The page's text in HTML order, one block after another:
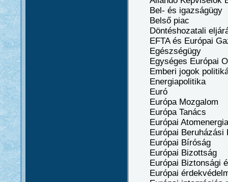
Bel- és igazságügy
Belső piac
Döntéshozatali
EFTA és Európai
Egészségügy
Egységes Európai
Emberi jogok
Energiapolitika
Euró
Európa Mozgalom
Európa Tanács
Európai
Európai Beruházási
Európai Bíróság
Európai Bizottság
Európai Biztonsági
Európai